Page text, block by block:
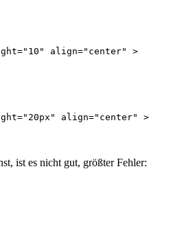
align="center" >
align="center" >
ist es nicht gut, größter Fehler: